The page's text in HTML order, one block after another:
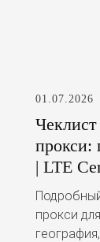
01.07.2026
прокси:
| LTE
прокси